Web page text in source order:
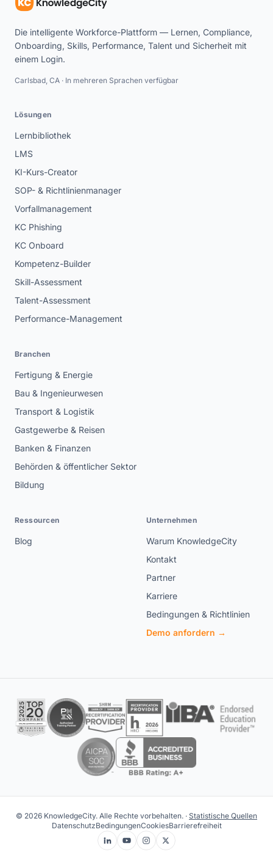
Die intelligente Workforce-Plattform — Lernen, Compliance,
Onboarding, Skills, Performance, Talent und Sicherheit mit
einem Login.
Carlsbad, CA · In mehreren Sprachen verfügbar
Lösungen
Lernbibliothek
LMS
KI-Kurs-Creator
SOP- & Richtlinienmanager
Vorfallmanagement
KC Phishing
KC Onboard
Kompetenz-Builder
Skill-Assessment
Talent-Assessment
Performance-Management
Branchen
Fertigung & Energie
Bau & Ingenieurwesen
Transport & Logistik
Gastgewerbe & Reisen
Banken & Finanzen
Behörden & öffentlicher Sektor
Bildung
Ressourcen
Blog
Unternehmen
Warum KnowledgeCity
Kontakt
Partner
Karriere
Bedingungen & Richtlinien
Demo anfordern →
© 2026 KnowledgeCity. Alle Rechte vorbehalten. · Statistische Quellen
DatenschutzBedingungenCookiesBarrierefreiheit